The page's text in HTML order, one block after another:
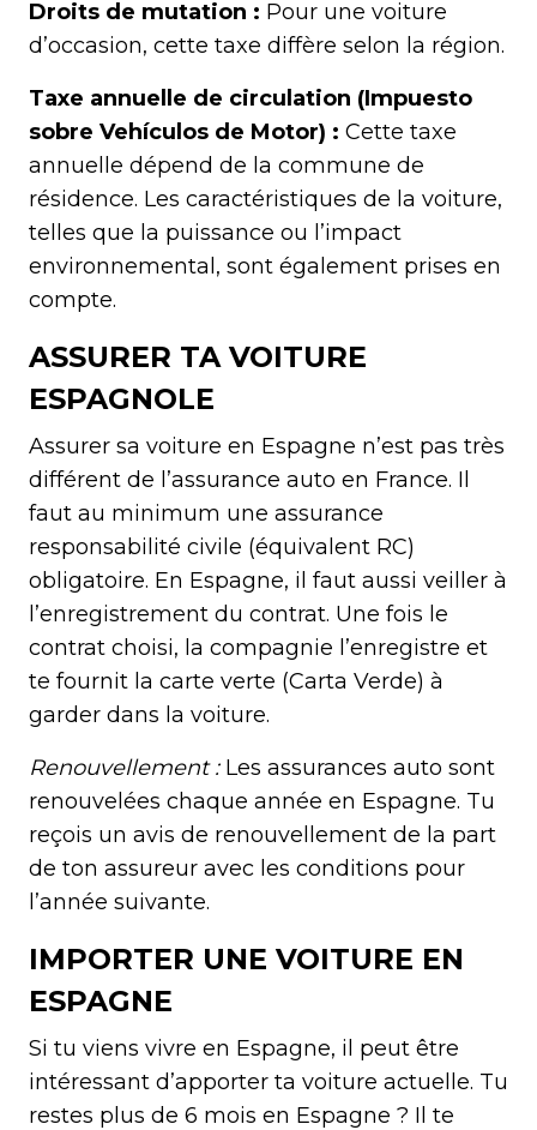
Droits de mutation : Pour une voiture
d’occasion, cette taxe diffère selon la région.
Taxe annuelle de circulation (Impuesto
sobre Vehículos de Motor) : Cette taxe
annuelle dépend de la commune de
résidence. Les caractéristiques de la voiture,
telles que la puissance ou l’impact
environnemental, sont également prises en
compte.
ASSURER TA VOITURE
ESPAGNOLE
Assurer sa voiture en Espagne n’est pas très
différent de l’assurance auto en France. Il
faut au minimum une assurance
responsabilité civile (équivalent RC)
obligatoire. En Espagne, il faut aussi veiller à
l’enregistrement du contrat. Une fois le
contrat choisi, la compagnie l’enregistre et
te fournit la carte verte (Carta Verde) à
garder dans la voiture.
Renouvellement :Les assurances auto sont
renouvelées chaque année en Espagne. Tu
reçois un avis de renouvellement de la part
de ton assureur avec les conditions pour
l’année suivante.
IMPORTER UNE VOITURE EN
ESPAGNE
Si tu viens vivre en Espagne, il peut être
intéressant d’apporter ta voiture actuelle. Tu
restes plus de 6 mois en Espagne ? Il te